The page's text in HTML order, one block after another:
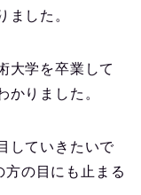
ました。
大学を卒業して
かりました。
していきたいで
の目にも止まる